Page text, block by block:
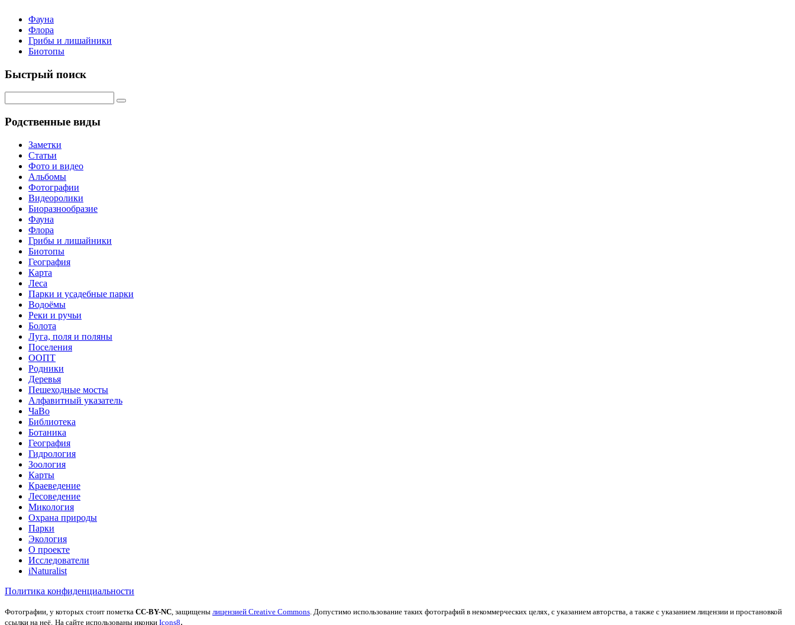
Фауна
Флора
Грибы и лишайники
Биотопы
Быстрый поиск
Родственные виды
Заметки
Статьи
Фото и видео
Альбомы
Фотографии
Видеоролики
Биоразнообразие
Фауна
Флора
Грибы и лишайники
Биотопы
География
Карта
Леса
Парки и усадебные парки
Водоёмы
Реки и ручьи
Болота
Луга, поля и поляны
Поселения
ООПТ
Родники
Деревья
Пешеходные мосты
Алфавитный указатель
ЧаВо
Библиотека
Ботаника
География
Гидрология
Зоология
Карты
Краеведение
Лесоведение
Микология
Охрана природы
Парки
Экология
О проекте
Исследователи
iNaturalist
Политика конфиденциальности
Фотографии, у которых стоит пометка CC-BY-NC , защищены лицензией Creative Commons . Допустимо использование таких фотографий в некоммерческих целях, с указанием авторства, а также с указанием лицензии и простановкой
ссылки на неё. На сайте использованы иконки Icons8.